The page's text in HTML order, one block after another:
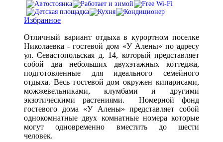
Избранное
Отличный вариант отдыха в курортном поселке
Николаевка - гостевой дом «У Алены» по адресу
ул. Севастопольская д. 14, который представляет
собой два небольших двухэтажных коттеджа,
подготовленные для идеального семейного
отдыха. Весь гостевой дом окружен кипарисами,
можжевельниками, клумбами и другими
экзотическими растениями. Номерной фонд
гостевого дома «У Алены» представляет собой
однокомнатные двух комнатные номера которые
могут одновременно вместить до шести
человек.